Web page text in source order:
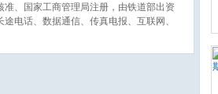
、国家工商管理局注册，由铁道部出资
电话、数据通信、传真电报、互联网、
。